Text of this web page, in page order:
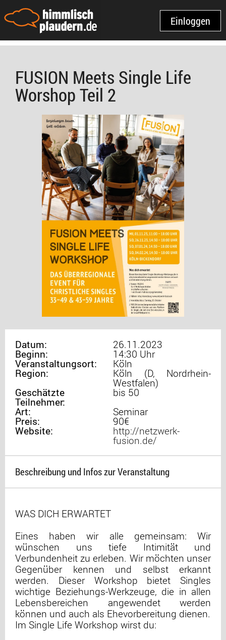
Einloggen
FUSION Meets Single Life
Worshop Teil 2
Datum: 26.11.2023
Beginn: 14:30 Uhr
Veranstaltungsort: Köln
Region: Köln (D, Nordrhein-
Westfalen)
Geschätzte
Teilnehmer:
bis 50
Art:
Seminar
Preis: 90€
Website: http://netzwerk-
fusion.de/
Beschreibung und Infos zur Veranstaltung
WAS DICH ERWARTET
Eines haben wir alle gemeinsam: Wir
wünschen uns tiefe Intimität und
Verbundenheit zu erleben. Wir möchten unser
Gegenüber kennen und selbst erkannt
werden. Dieser Workshop bietet Singles
wichtige Beziehungs-Werkzeuge, die in allen
Lebensbereichen angewendet werden
können und auch als Ehevorbereitung dienen.
Im Single Life Workshop wirst du: